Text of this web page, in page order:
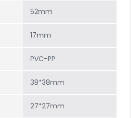
52mm
17mm
PVC-PP
38*38mm
27*27mm